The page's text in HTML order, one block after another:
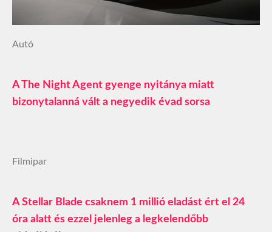
Autó
A The Night Agent gyenge nyitánya miatt
bizonytalanná vált a negyedik évad sorsa
Filmipar
A Stellar Blade csaknem 1 millió eladást ért el 24
óra alatt és ezzel jelenleg a legkelendőbb